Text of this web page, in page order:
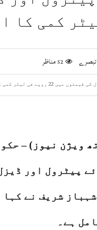
سے ملاقات، فلسطین
اعلیٰ عسکری قیادت سے
کمی کا
52مناظر
ویژن نیوز)–
شریف نے
ہے۔